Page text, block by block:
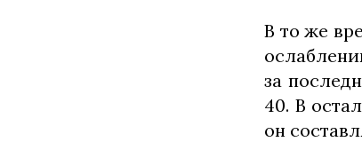
В то же
за
40. В
он